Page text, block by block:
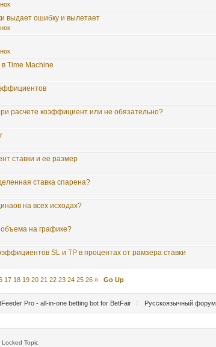
выдает ошибку и вылетает
в Time Machine
расчете коэффициент или не обязательно?
ставки и ее размер
ставка спарена?
на всех исходах?
объема на графике?
SL и TP в процентах от рамзера ставки
17 18 19 20 21 22 23 24 25 26 » Go Up
Pro - all-in-one betting bot for BetFair / Русскоязычный форум
Locked Topic